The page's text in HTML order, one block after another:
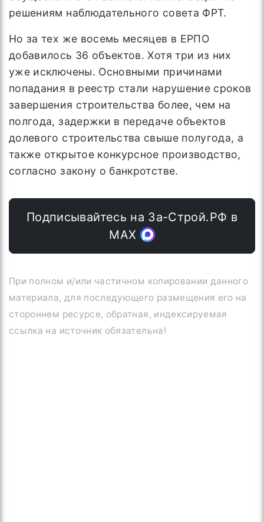
решениям наблюдательного совета ФРТ.
Но за тех же восемь месяцев в ЕРПО
добавилось 36 объектов. Хотя три из них
уже исключены. Основными причинами
попадания в реестр стали нарушение сроков
завершения строительства более, чем на
полгода, задержки в передаче объектов
долевого строительства свыше полугода, а
также открытое конкурсное производство,
согласно закону о банкротстве.
Подписывайтесь на За-Строй.РФ в
МАХ
При полном и/или частичном копировании данного
материала, для последующего размещения его на
стороннем ресурсе, обратная, индексируемая
ссылка на источник обязательна!